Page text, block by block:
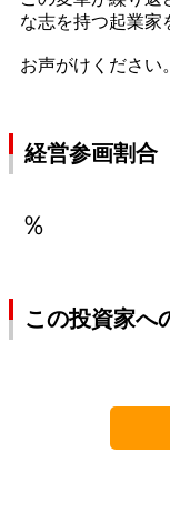
な志を持つ起業家
お声がけください。
経営参画割合
％
この投資家へ